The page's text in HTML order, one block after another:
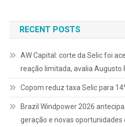
Post
RECENT POSTS
AW Capital: corte da Selic foi
reação limitada, avalia Augusto
Copom reduz taxa Selic para
Brazil Windpower 2026
geração e novas